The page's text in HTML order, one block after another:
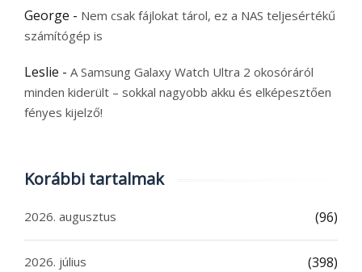
George - Nem csak fájlokat tárol, ez a NAS teljesértékű
számítógép is
Leslie - A Samsung Galaxy Watch Ultra 2 okosóráról
minden kiderült – sokkal nagyobb akku és elképesztően
fényes kijelző!
Korábbi tartalmak
2026. augusztus (96)
2026. július (398)